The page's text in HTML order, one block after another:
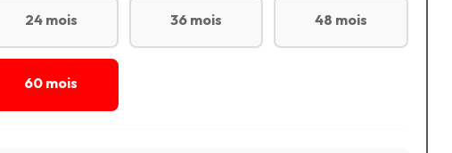
24 mois 36 mois 48 mois
60 mois